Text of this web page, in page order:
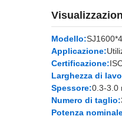
Modello:SJ1600*4
Applicazione:
Certificazione:
Larghezza di
Spessore:0.3-3.0
Numero di taglio:
Potenza